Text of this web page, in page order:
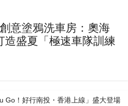
意塗鴉洗車房：奧海
造盛夏「極速車隊訓練
Go！好行南投・香港上線」盛大登場